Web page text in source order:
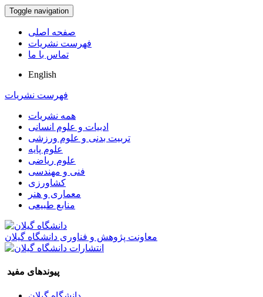
Toggle navigation
صفحه اصلی
فهرست نشریات
تماس با ما
English
فهرست نشریات
همه نشریات
ادبیات و علوم انسانی
تربیت بدنی و علوم ورزشی
علوم پایه
علوم ریاضی
فنی و مهندسی
کشاورزی
معماری و هنر
منابع طبیعی
معاونت پژوهش و فناوری دانشگاه گیلان
پیوندهای مفید